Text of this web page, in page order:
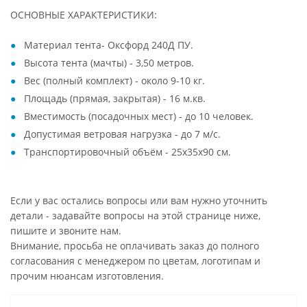
ОСНОВНЫЕ ХАРАКТЕРИСТИКИ:
Материал тента- Оксфорд 240Д ПУ.
Высота тента (мачты) - 3,50 метров.
Вес (полный комплект) - около 9-10 кг.
Площадь (прямая, закрытая) - 16 м.кв.
Вместимость (посадочных мест) - до 10 человек.
Допустимая ветровая нагрузка - до 7 м/с.
Транспортировочный объём - 25х35х90 см.
Если у вас остались вопросы или вам нужно уточнить
детали - задавайте вопросы на этой странице ниже,
пишите и звоните нам.
Внимание, просьба не оплачивать заказ до полного
согласования с менеджером по цветам, логотипам и
прочим нюансам изготовления.